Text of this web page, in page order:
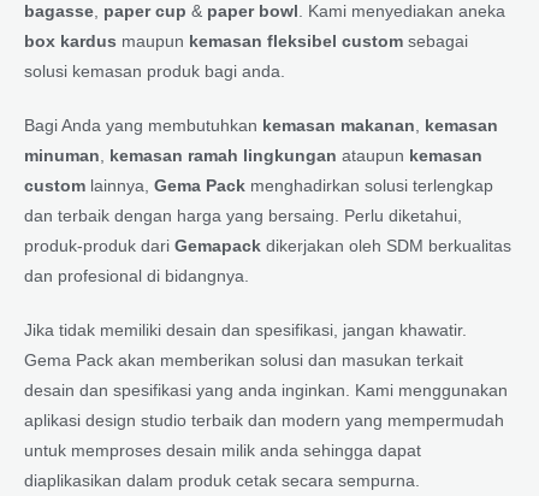
bagasse, paper cup & paper bowl. Kami menyediakan aneka
box kardus maupun kemasan fleksibel custom sebagai
solusi kemasan produk bagi anda.
Bagi Anda yang membutuhkan kemasan makanan, kemasan
minuman, kemasan ramah lingkungan ataupun kemasan
custom lainnya, Gema Pack menghadirkan solusi terlengkap
dan terbaik dengan harga yang bersaing. Perlu diketahui,
produk-produk dari Gemapack dikerjakan oleh SDM berkualitas
dan profesional di bidangnya.
Jika tidak memiliki desain dan spesifikasi, jangan khawatir.
Gema Pack akan memberikan solusi dan masukan terkait
desain dan spesifikasi yang anda inginkan. Kami menggunakan
aplikasi design studio terbaik dan modern yang mempermudah
untuk memproses desain milik anda sehingga dapat
diaplikasikan dalam produk cetak secara sempurna.